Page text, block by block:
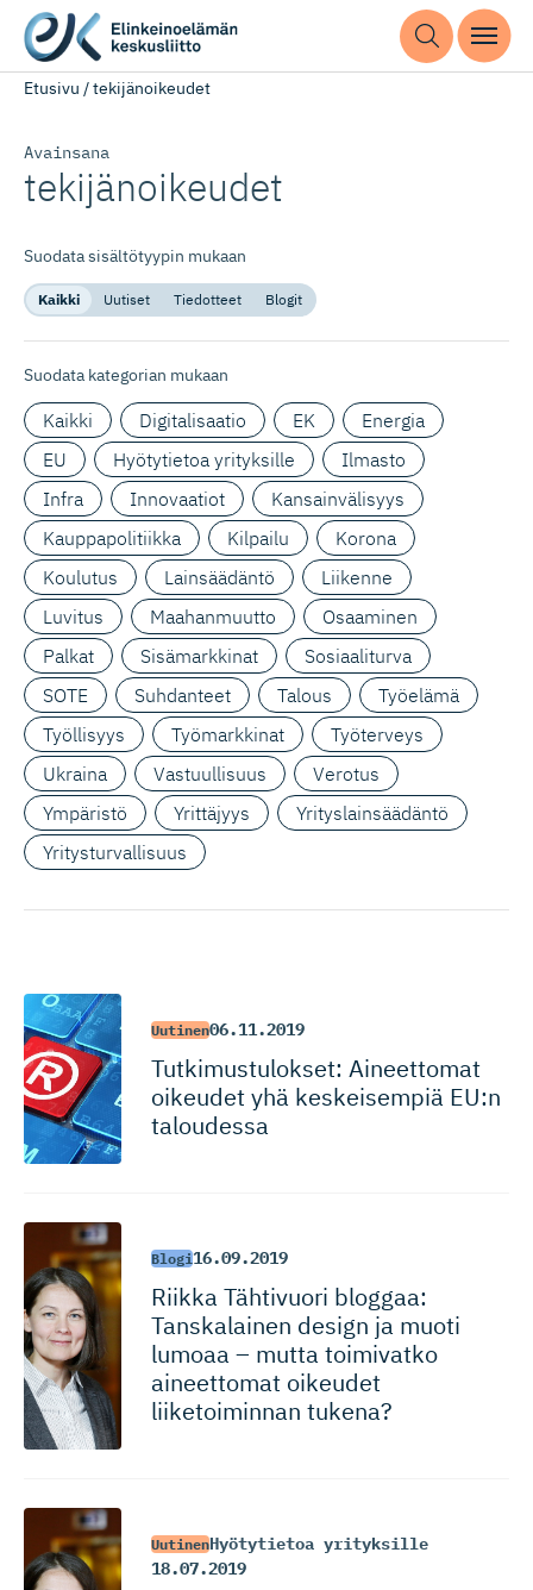
Etusivu /tekijänoikeudet
Avainsana
tekijänoikeudet
Suodata sisältötyypin mukaan
Kaikki Uutiset Tiedotteet Blogit
Suodata kategorian mukaan
Kaikki Digitalisaatio EK
Energia
EU
Hyötytietoa yrityksille
Ilmasto
Infra
Innovaatiot
Kansainvälisyys
Kauppapolitiikka
Kilpailu
Korona
Koulutus
Lainsäädäntö
Liikenne
Luvitus
Maahanmuutto
Osaaminen
Palkat
Sisämarkkinat
Sosiaaliturva
SOTE
Suhdanteet Talous
Työelämä
Työllisyys
Työmarkkinat
Työterveys
Ukraina
Vastuullisuus
Verotus
Ympäristö
Yrittäjyys
Yrityslainsäädäntö
Yritysturvallisuus
Uutinen06.11.2019
Tutkimustu­lokset: Aineettomat
oikeudet yhä keskeisempiä EU:n
taloudessa
Blogi16.09.2019
Riikka Tähtivuori bloggaa:
Tanskalainen design ja muoti
lumoaa – mutta toimivatko
aineettomat oikeudet
liiketoiminnan tukena?
UutinenHyötytietoa yrityksille
18.07.2019